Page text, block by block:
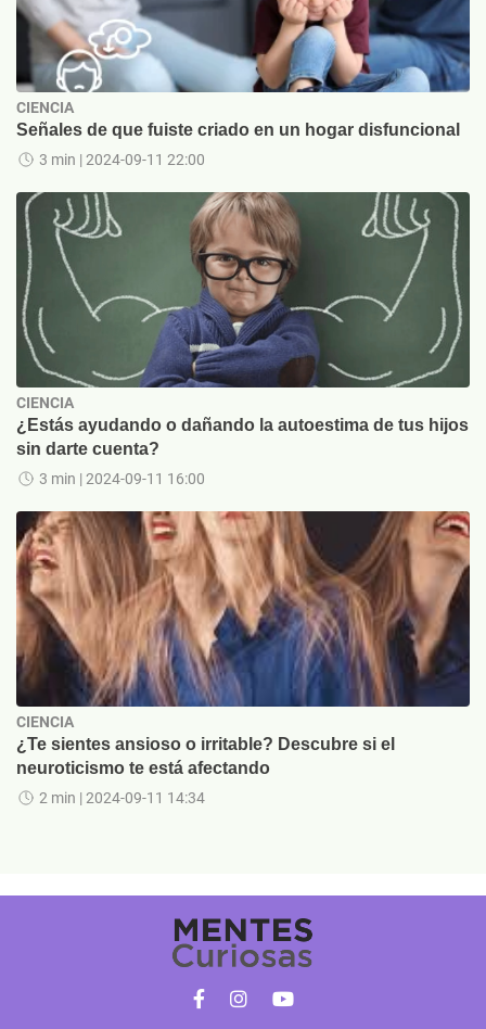
CIENCIA
Señales de que fuiste criado en un hogar disfuncional
3 min | 2024-09-11 22:00
CIENCIA
¿Estás ayudando o dañando la autoestima de tus hijos
sin darte cuenta?
3 min | 2024-09-11 16:00
CIENCIA
¿Te sientes ansioso o irritable? Descubre si el
neuroticismo te está afectando
2 min | 2024-09-11 14:34